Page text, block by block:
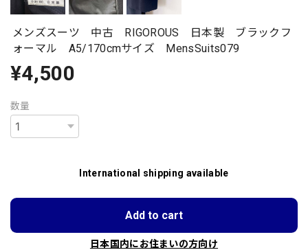
メンズスーツ 中古 RIGOROUS 日本製 ブラックフ
ォーマル A5/170cmサイズ MensSuits079
¥4,500
数量
International shipping available
Add to cart
日本国内にお住まいの方向け